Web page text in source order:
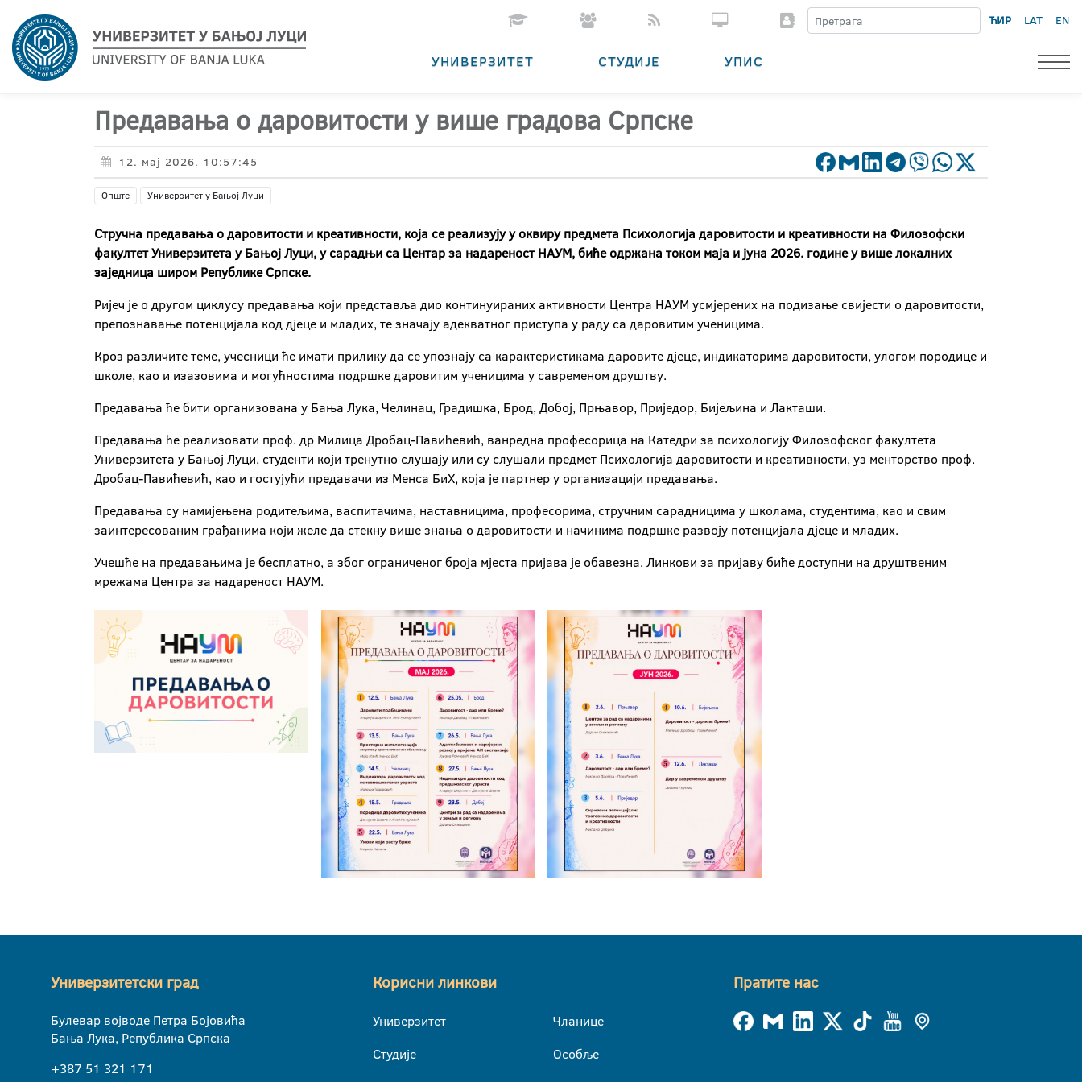
ЋИР LAT EN
УНИВЕРЗИТЕТ СТУДИЈЕ УПИС
Предавања о даровитости у више градова Српске
12. мај 2026. 10:57:45
Опште Универзитет у Бањој Луци
Стручна предавања о даровитости и креативности, која се реализују у оквиру предмета Психологија даровитости и креативности на Филозофски
факултет Универзитета у Бањој Луци, у сарадњи са Центар за надареност НАУМ, биће одржана током маја и јуна 2026. године у више локалних
заједница широм Републике Српске.
Ријеч је о другом циклусу предавања који представља дио континуираних активности Центра НАУМ усмјерених на подизање свијести о даровитости,
препознавање потенцијала код дјеце и младих, те значају адекватног приступа у раду са даровитим ученицима.
Кроз различите теме, учесници ће имати прилику да се упознају са карактеристикама даровите дјеце, индикаторима даровитости, улогом породице и
школе, као и изазовима и могућностима подршке даровитим ученицима у савременом друштву.
Предавања ће бити организована у Бања Лука, Челинац, Градишка, Брод, Добој, Прњавор, Приједор, Бијељина и Лакташи.
Предавања ће реализовати проф. др Милица Дробац-Павићевић, ванредна професорица на Катедри за психологију Филозофског факултета
Универзитета у Бањој Луци, студенти који тренутно слушају или су слушали предмет Психологија даровитости и креативности, уз менторство проф.
Дробац-Павићевић, као и гостујући предавачи из Менса БиХ, која је партнер у организацији предавања.
Предавања су намијењена родитељима, васпитачима, наставницима, професорима, стручним сарадницима у школама, студентима, као и свим
заинтересованим грађанима који желе да стекну више знања о даровитости и начинима подршке развоју потенцијала дјеце и младих.
Учешће на предавањима је бесплатно, а због ограниченог броја мјеста пријава је обавезна. Линкови за пријаву биће доступни на друштвеним
мрежама Центра за надареност НАУМ.
Универзитетски град
Булевар војводе Петра Бојовића
Бања Лука, Република Српска
+387 51 321 171
Корисни линкови
Универзитет
Студије
Чланице
Особље
Пратите нас